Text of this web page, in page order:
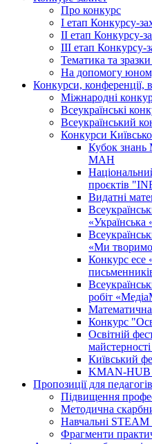
Про конкурс
І етап Конкурсу-
ІІ етап Конкурсу-
ІІІ етап Конкурсу-
Тематика та
На допомогу
Конкурси, конференції,
Міжнародні
Всеукраїнські
Всеукраїнський
Конкурси
Кубок знань
МАН
проєктів
Видатні
«Українська
«Ми творимо
Конкурс есе
робіт
Математична
Конкурс
Освітній
Київський
KMAN-HUB
Пропозиції для педагогів
Підвищення
Методична
Навчальні STEAM
Фрагменти